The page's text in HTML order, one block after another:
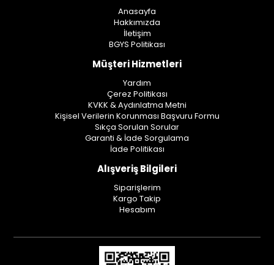
Anasayfa
Hakkımızda
İletişim
BGYS Politikası
Müşteri Hizmetleri
Yardım
Çerez Politikası
KVKK & Aydınlatma Metni
Kişisel Verilerin Korunması Başvuru Formu
Sıkça Sorulan Sorular
Garanti & İade Sorgulama
İade Politikası
Alışveriş Bilgileri
Siparişlerim
Kargo Takip
Hesabım